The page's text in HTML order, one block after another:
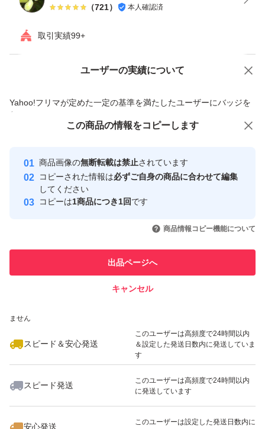
（721） 本人確認済
取引実績99+
ユーザーの実績について
Yahoo!フリマが定めた一定の基準を満たしたユーザーにバッジを
付与しています
安心取引出品者
心・安全なユーザーです
取引実績
引を完了させた実績があります
での取引実績があります
ません
スピード＆安心発送
このユーザーは高頻度で24時間以内
＆設定した発送日数内に発送していま
す
スピード発送
このユーザーは高頻度で24時間以内
に発送しています
安心発送
このユーザーは設定した発送日数内に
価格の相談 商品への質問
この商品の情報をコピーします
商品画像の無断転載は禁止されています
コピーされた情報は必ずご自身の商品に合わせて編集
してください
コピーは1商品につき1回です
商品情報コピー機能について
出品ページへ
キャンセル
この商品をみている人にオススメ
いいね！
1,480